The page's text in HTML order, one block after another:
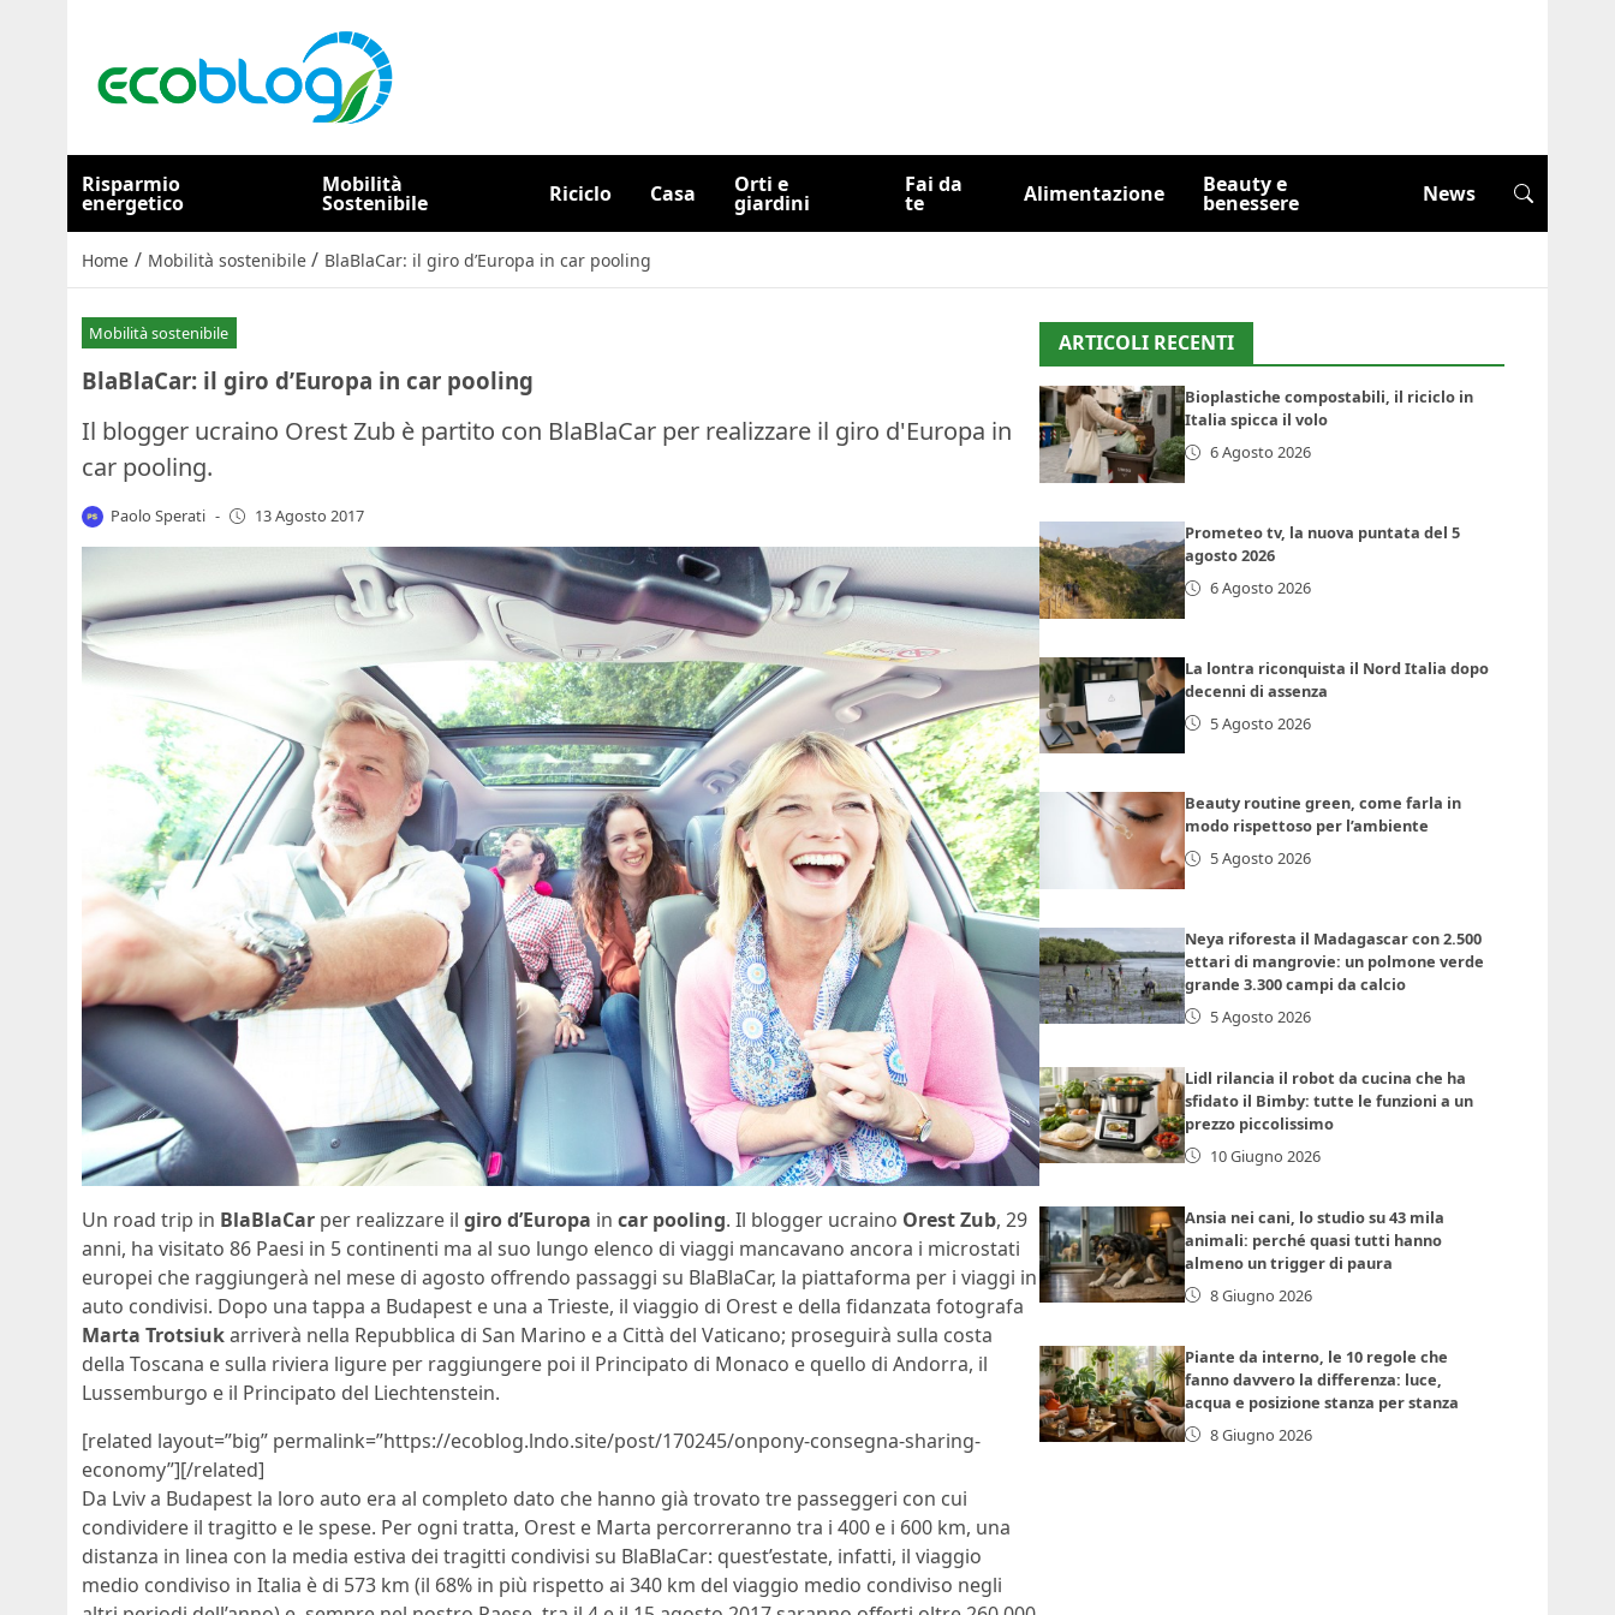
Risparmio
energetico
Mobilità
Sostenibile Riciclo Casa Orti e
giardini
Fai da
te Alimentazione Beauty e
benessere News
Home / Mobilità sostenibile / BlaBlaCar: il giro d’Europa in car pooling
Mobilità sostenibile
BlaBlaCar: il giro d’Europa in car pooling
Il blogger ucraino Orest Zub è partito con BlaBlaCar per realizzare il giro d'Europa in
car pooling.
Paolo Sperati - 13 Agosto 2017
Un road trip in BlaBlaCar per realizzare il giro d’Europa in car pooling. Il blogger ucraino Orest Zub, 29
anni, ha visitato 86 Paesi in 5 continenti ma al suo lungo elenco di viaggi mancavano ancora i microstati
europei che raggiungerà nel mese di agosto offrendo passaggi su BlaBlaCar, la piattaforma per i viaggi in
auto condivisi. Dopo una tappa a Budapest e una a Trieste, il viaggio di Orest e della fidanzata fotografa
Marta Trotsiukarriverà nella Repubblica di San Marino e a Città del Vaticano; proseguirà sulla costa
della Toscana e sulla riviera ligure per raggiungere poi il Principato di Monaco e quello di Andorra, il
Lussemburgo e il Principato del Liechtenstein.
[related layout=”big” permalink=”https://ecoblog.lndo.site/post/170245/onpony-consegna-sharing-
economy”][/related]
Da Lviv a Budapest la loro auto era al completo dato che hanno già trovato tre passeggeri con cui
condividere il tragitto e le spese. Per ogni tratta, Orest e Marta percorreranno tra i 400 e i 600 km, una
distanza in linea con la media estiva dei tragitti condivisi su BlaBlaCar: quest’estate, infatti, il viaggio
medio condiviso in Italia è di 573 km (il 68% in più rispetto ai 340 km del viaggio medio condiviso negli
ARTICOLI RECENTI
Bioplastiche compostabili, il riciclo in
Italia spicca il volo
6 Agosto 2026
Prometeo tv, la nuova puntata del 5
agosto 2026
6 Agosto 2026
La lontra riconquista il Nord Italia dopo
decenni di assenza
5 Agosto 2026
Beauty routine green, come farla in
modo rispettoso per l’ambiente
5 Agosto 2026
Neya riforesta il Madagascar con 2.500
ettari di mangrovie: un polmone verde
grande 3.300 campi da calcio
5 Agosto 2026
Lidl rilancia il robot da cucina che ha
sfidato il Bimby: tutte le funzioni a un
prezzo piccolissimo
10 Giugno 2026
Ansia nei cani, lo studio su 43 mila
animali: perché quasi tutti hanno
almeno un trigger di paura
8 Giugno 2026
Piante da interno, le 10 regole che
fanno davvero la differenza: luce,
acqua e posizione stanza per stanza
8 Giugno 2026